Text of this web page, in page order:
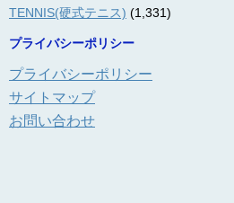
TENNIS(硬式テニス) (1,331)
プライバシーポリシー
プライバシーポリシー
サイトマップ
お問い合わせ